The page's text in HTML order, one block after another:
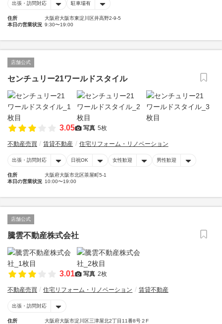
出張・訪問対応 駐車場有
住所
大阪府大阪市東淀川区井高野2-9-5
本日の営業状況 9:30〜19:00
店舗公式
センチュリー21ワールドスタイル
3.05 写真 5枚
不動産売買 賃貸不動産 住宅リフォーム・リノベーション
出張・訪問対応 日祝OK 女性歓迎 男性歓迎
住所
大阪府大阪市北区茶屋町5-1
本日の営業状況 10:00〜19:00
店舗公式
騰雲不動産株式会社
3.01 写真 2枚
不動産売買 住宅リフォーム・リノベーション 賃貸不動産
出張・訪問対応
住所 大阪府大阪市淀川区三津屋北2丁目11番8号２F